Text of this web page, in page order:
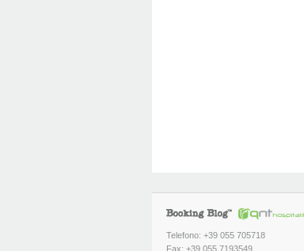
Telefono: +39 055 705718
Fax: +39 055 7193549